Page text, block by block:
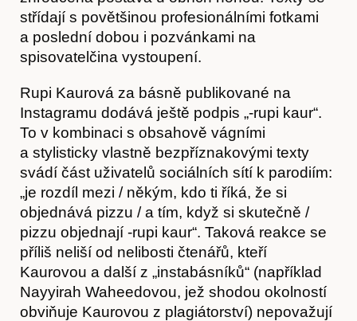
Akce
střídají s povětšinou profesionálními fotkami
a poslední dobou i pozvánkami na
spisovatelčina vystoupení.
Rupi Kaurová za básně publikované na
Instagramu dodává ještě podpis „-rupi kaur“.
To v kombinaci s obsahově vágními
a stylisticky vlastně bezpříznakovými texty
svádí část uživatelů sociálních sítí k parodiím:
„je rozdíl mezi / někým, kdo ti říká, že si
objednává pizzu / a tím, když si skutečně /
pizzu objednají -rupi kaur“. Taková reakce se
příliš neliší od nelibosti čtenářů, kteří
Kaurovou a další z „instabásníků“ (například
Nayyirah Waheedovou, jež shodou okolností
obviňuje Kaurovou z plagiátorství) nepovažují